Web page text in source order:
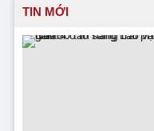
TIN MỚI